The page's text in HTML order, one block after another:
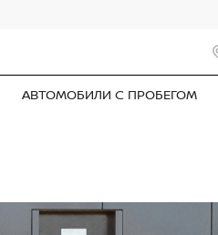
АВТОМОБИЛИ С ПРОБЕГОМ